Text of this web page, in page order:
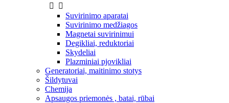


Suvirinimo aparatai
Suvirinimo medžiagos
Magnetai suvirinimui
Degikliai, reduktoriai
Skydeliai
Plazminiai pjovikliai
Generatoriai, maitinimo stotys
Šildytuvai
Chemija
Apsaugos priemonės , batai, rūbai